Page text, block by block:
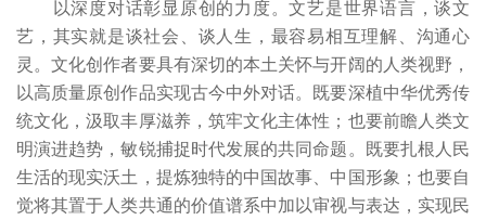
以深度对话彰显原创的力度。文艺是世界语言，谈文
艺，其实就是谈社会、谈人生，最容易相互理解、沟通心
灵。文化创作者要具有深切的本土关怀与开阔的人类视野，
以高质量原创作品实现古今中外对话。既要深植中华优秀传
统文化，汲取丰厚滋养，筑牢文化主体性；也要前瞻人类文
明演进趋势，敏锐捕捉时代发展的共同命题。既要扎根人民
生活的现实沃土，提炼独特的中国故事、中国形象；也要自
觉将其置于人类共通的价值谱系中加以审视与表达，实现民